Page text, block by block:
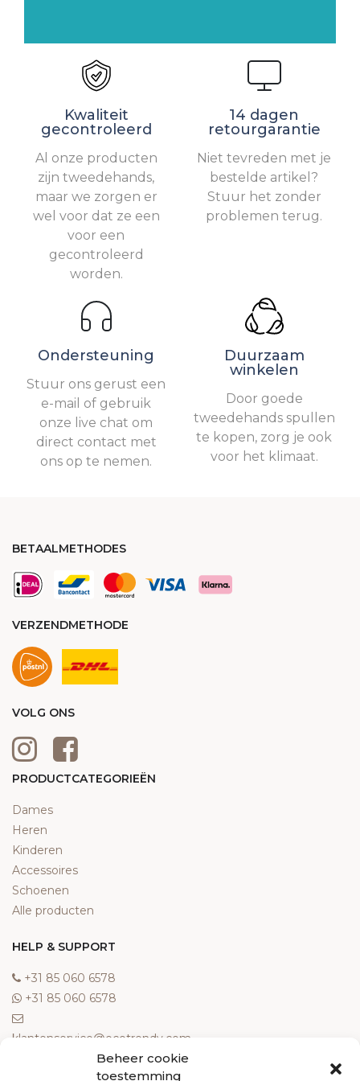
Beheer cookie
toestemming
Kwaliteit
gecontroleerd
Al onze producten
zijn tweedehands,
maar we zorgen er
wel voor dat ze een
voor een
gecontroleerd
worden.
14 dagen
retourgarantie
Niet tevreden met je
bestelde artikel?
Stuur het zonder
problemen terug.
Ondersteuning
Stuur ons gerust een
e-mail of gebruik
onze live chat om
direct contact met
ons op te nemen.
Duurzaam
winkelen
Door goede
tweedehands spullen
te kopen, zorg je ook
voor het klimaat.
BETAALMETHODES
VERZENDMETHODE
VOLG ONS
PRODUCTCATEGORIEËN
Dames
Heren
Kinderen
Accessoires
Schoenen
Alle producten
HELP & SUPPORT
‎+31 85 060 6578
‎+31 85 060 6578
klantenservice@ecotrendy.com